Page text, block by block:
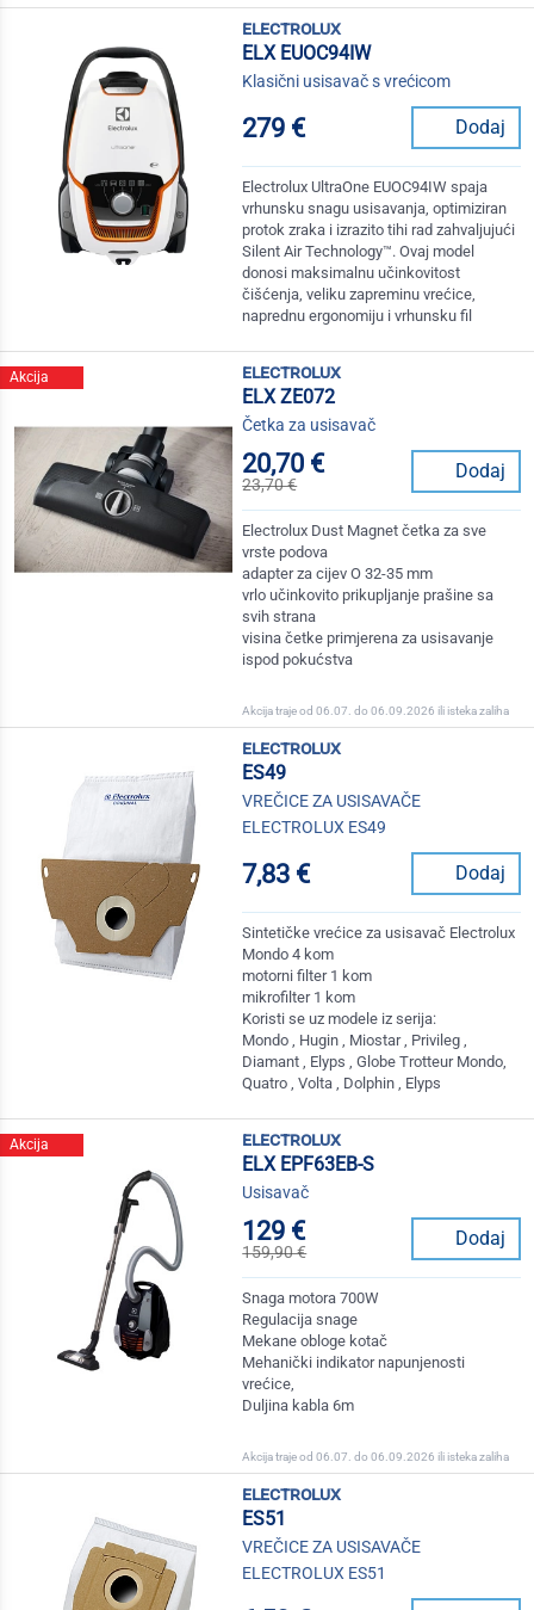
electrolux
ELX EUOC94IW
Klasični usisavač s vrećicom
279 € Dodaj
Electrolux UltraOne EUOC94IW spaja
vrhunsku snagu usisavanja, optimiziran
protok zraka i izrazito tihi rad zahvaljujući
Silent Air Technology™. Ovaj model
donosi maksimalnu učinkovitost
čišćenja, veliku zapreminu vrećice,
naprednu ergonomiju i vrhunsku fil
Akcija
electrolux
ELX ZE072
Četka za usisavač
20,70 €
23,70 €
Dodaj
Electrolux Dust Magnet četka za sve
vrste podova
adapter za cijev O 32-35 mm
vrlo učinkovito prikupljanje prašine sa
svih strana
visina četke primjerena za usisavanje
ispod pokućstva
Akcija traje od 06.07. do 06.09.2026 ili isteka zaliha
electrolux
ES49
VREČICE ZA USISAVAČE
ELECTROLUX ES49
7,83 € Dodaj
Sintetičke vrećice za usisavač Electrolux
Mondo 4 kom
motorni filter 1 kom
mikrofilter 1 kom
Koristi se uz modele iz serija:
Mondo , Hugin , Miostar , Privileg ,
Diamant , Elyps , Globe Trotteur Mondo,
Quatro , Volta , Dolphin , Elyps
Akcija
electrolux
ELX EPF63EB-S
Usisavač
129 €
159,90 €
Dodaj
Snaga motora 700W
Regulacija snage
Mekane obloge kotač
Mehanički indikator napunjenosti
vrećice,
Duljina kabla 6m
Akcija traje od 06.07. do 06.09.2026 ili isteka zaliha
electrolux
ES51
VREČICE ZA USISAVAČE
ELECTROLUX ES51